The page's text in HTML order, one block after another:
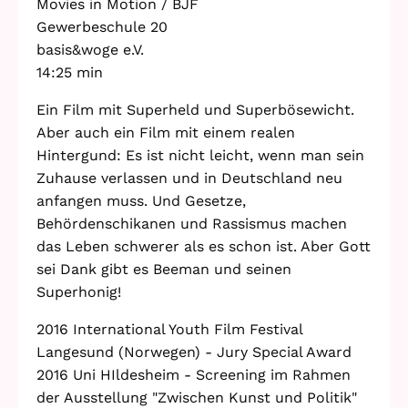
Movies in Motion / BJF
Gewerbeschule 20
basis&woge e.V.
14:25 min
Ein Film mit Superheld und Superbösewicht.
Aber auch ein Film mit einem realen
Hintergund: Es ist nicht leicht, wenn man sein
Zuhause verlassen und in Deutschland neu
anfangen muss. Und Gesetze,
Behördenschikanen und Rassismus machen
das Leben schwerer als es schon ist. Aber Gott
sei Dank gibt es Beeman und seinen
Superhonig!
2016 International Youth Film Festival
Langesund (Norwegen) - Jury Special Award
2016 Uni HIldesheim - Screening im Rahmen
der Ausstellung "Zwischen Kunst und Politik"